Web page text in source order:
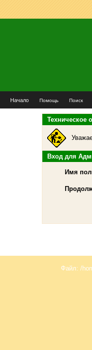
Начало Помощь Поиск
Техническое
Вход для
Имя
Файл: /